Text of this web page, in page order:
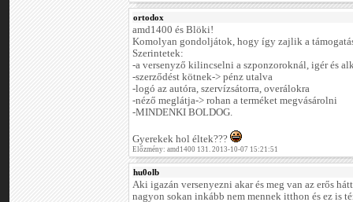
ortodox
amd1400 és Blöki!
Komolyan gondoljátok, hogy így zajlik a
Szerintetek:
-a versenyző kilincselni a szponzoroknál, igér és
-szerződést kötnek-> pénz utalva
-logó az autóra, szervízsátorra, overálokra
-néző meglátja-> rohan a terméket megvásárolni
-MINDENKI BOLDOG.
Gyerekek hol éltek???
Előzmény: amd1400 131. 2013-10-07 15:21:51
hu0olb
Aki igazán versenyezni akar és meg van az erős
nagyon sokan inkább nem mennek itthon és ez is